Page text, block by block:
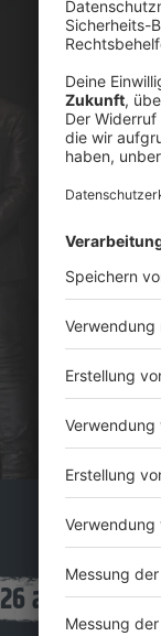
auf ROCK